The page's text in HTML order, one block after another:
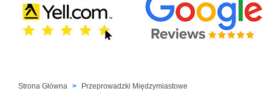
Strona Główna
Przeprowadzki Międzymiastowe